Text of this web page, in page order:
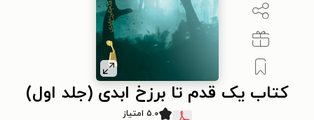
کتاب یک قدم تا برزخ ابدی (جلد اول)
۵.۰ امتیاز